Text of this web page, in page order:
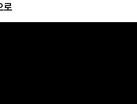
로